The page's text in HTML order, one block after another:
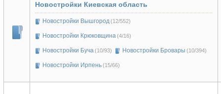
Новостройки Киевская область
Новостройки Вышгород(12/552)
Новостройки Крюковщина(4/16)
Новостройки Буча(10/93) Новостройки Бровары (10/394)
Новостройки Ирпень(15/66)